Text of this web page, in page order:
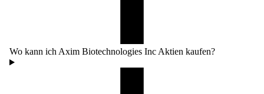
Wo kann ich Axim Biotechnologies Inc Aktien kaufen?